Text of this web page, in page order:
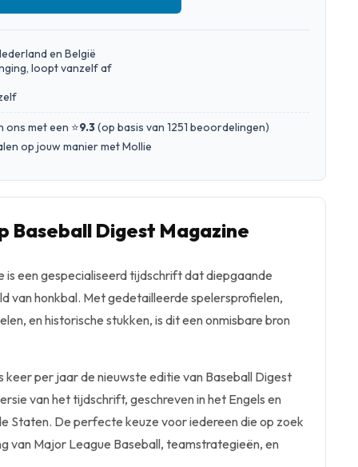
en België
loopt vanzelf af
met een ⭐9.3(op basis van 1251 beoordelingen)
op jouw manier met Mollie
Baseball Digest Magazine
is een gespecialiseerd tijdschrift dat diepgaande
van honkbal. Met gedetailleerde spelersprofielen,
en historische stukken, is dit een onmisbare bron
per jaar de nieuwste editie van Baseball Digest
van het tijdschrift, geschreven in het Engels en
Staten. De perfecte keuze voor iedereen die op zoek
van Major League Baseball, teamstrategieën, en